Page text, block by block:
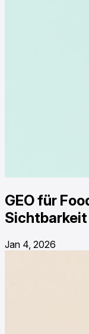
GEO für
Sichtbarkeit
Jan 4, 2026